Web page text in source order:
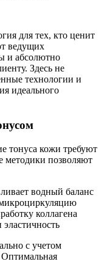
для тех, кто ценит
ведущих
и абсолютно
Здесь не
технологии и
идеального
тонуса кожи требуют
методики позволяют
водный баланс
коллагена
с учетом